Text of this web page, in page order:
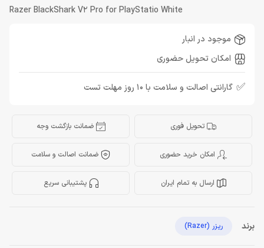
Razer BlackShark V2 Pro for PlayStatio White
موجود در انبار
امکان تحویل حضوری
✅ گارانتی اصالت و سلامت با 10 روز مهلت تست
تحویل فوری ضمانت بازگشت وجه
امکان خرید حضوری ضمانت اصالت و سلامت
ارسال به تمام ایران پشتیبانی سریع
برند ریزر (Razer)